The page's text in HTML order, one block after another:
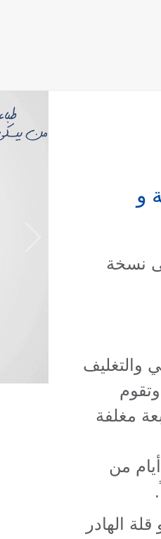
و
نسخة
والتغليف
مغلفة
من
الهادر